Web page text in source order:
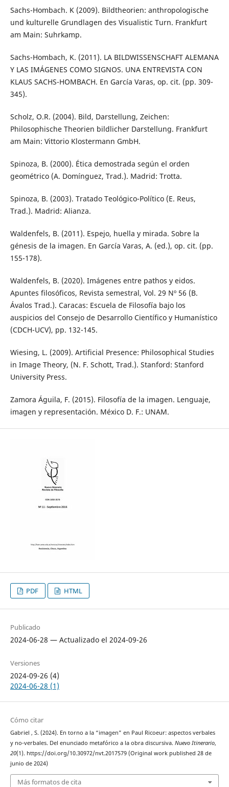
Sachs-Hombach. K (2009). Bildtheorien: anthropologische
und kulturelle Grundlagen des Visualistic Turn. Frankfurt
am Main: Suhrkamp.
Sachs-Hombach, K. (2011). LA BILDWISSENSCHAFT ALEMANA
Y LAS IMÁGENES COMO SIGNOS. UNA ENTREVISTA CON
KLAUS SACHS-HOMBACH. En García Varas, op. cit. (pp. 309-
345).
Scholz, O.R. (2004). Bild, Darstellung, Zeichen:
Philosophische Theorien bildlicher Darstellung. Frankfurt
am Main: Vittorio Klostermann GmbH.
Spinoza, B. (2000). Ética demostrada según el orden
geométrico (A. Domínguez, Trad.). Madrid: Trotta.
Spinoza, B. (2003). Tratado Teológico-Político (E. Reus,
Trad.). Madrid: Alianza.
Waldenfels, B. (2011). Espejo, huella y mirada. Sobre la
génesis de la imagen. En García Varas, A. (ed.), op. cit. (pp.
155-178).
Waldenfels, B. (2020). Imágenes entre pathos y eidos.
Apuntes filosóficos, Revista semestral, Vol. 29 Nº 56 (B.
Ávalos Trad.). Caracas: Escuela de Filosofía bajo los
auspicios del Consejo de Desarrollo Científico y Humanístico
(CDCH-UCV), pp. 132-145.
Wiesing, L. (2009). Artificial Presence: Philosophical Studies
in Image Theory, (N. F. Schott, Trad.). Stanford: Stanford
University Press.
Zamora Águila, F. (2015). Filosofía de la imagen. Lenguaje,
imagen y representación. México D. F.: UNAM.
PDF HTML
Publicado
2024-06-28 — Actualizado el 2024-09-26
Versiones
2024-09-26 (4)
2024-06-28 (1)
Cómo citar
Gabriel , S. (2024). En torno a la “imagen” en Paul Ricoeur: aspectos verbales
y no-verbales. Del enunciado metafórico a la obra discursiva. Nuevo Itinerario,
20(1). https://doi.org/10.30972/nvt.2017579 (Original work published 28 de
junio de 2024)
Más formatos de cita